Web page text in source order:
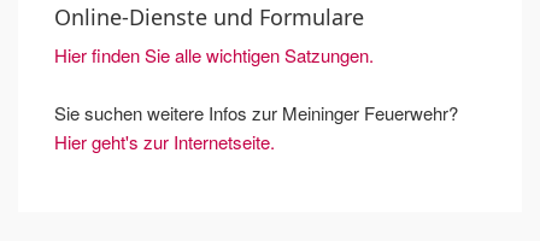
Online-Dienste und Formulare
Hier finden Sie alle wichtigen Satzungen.
Sie suchen weitere Infos zur Meininger Feuerwehr?
Hier geht's zur Internetseite.